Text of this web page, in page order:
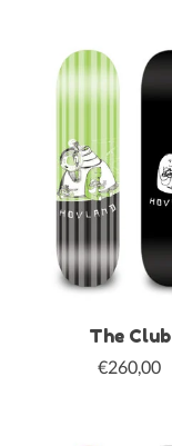
The Club
€260,00